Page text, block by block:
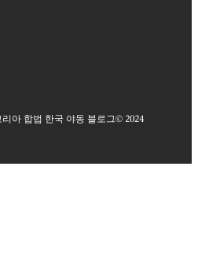
아 합법 한국 야동 블로그© 2024